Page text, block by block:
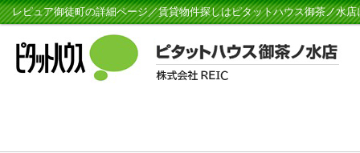
レピュア御徒町の詳細ページ／賃貸物件探しはピタットハウス御茶ノ水店